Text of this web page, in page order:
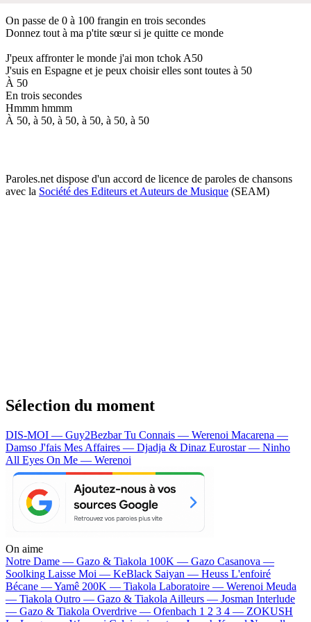
On passe de 0 à 100 frangin en trois secondes
Donnez tout à ma p'tite sœur si je quitte ce monde
J'peux affronter le monde j'ai mon tchok A50
J'suis en Espagne et je peux choisir elles sont toutes à 50
À 50
En trois secondes
Hmmm hmmm
À 50, à 50, à 50, à 50, à 50, à 50
Paroles.net dispose d'un accord de licence de paroles de chansons
avec la Société des Editeurs et Auteurs de Musique (SEAM)
Sélection du moment
DIS-MOI — Guy2BezbarTu Connais — Werenoi Macarena —
Damso J'fais Mes Affaires — Djadja & Dinaz Eurostar — Ninho
All Eyes On Me — Werenoi
On aime
Notre Dame — Gazo & Tiakola 100K — Gazo Casanova —
Soolking Laisse Moi — KeBlack Saiyan — Heuss L'enfoiré
Bécane —Yamê 200K — Tiakola Laboratoire — Werenoi Meuda
— Tiakola Outro — Gazo & Tiakola Ailleurs — Josman Interlude
— Gazo & Tiakola Overdrive — Ofenbach 1 2 3 4 — ZOKUSH